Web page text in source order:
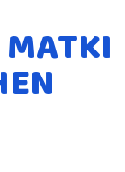
MATKI